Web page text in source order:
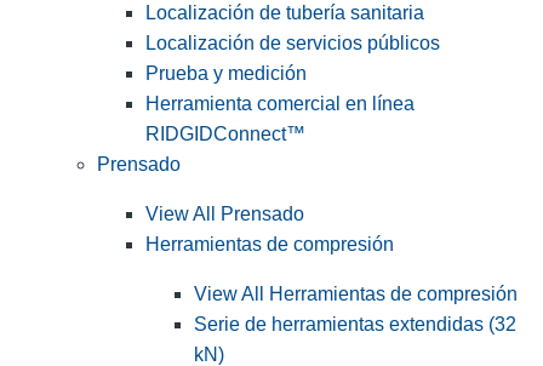
Localización de tubería sanitaria
Localización de servicios públicos
Prueba y medición
Herramienta comercial en línea
RIDGIDConnect™
Prensado
View All Prensado
Herramientas de compresión
View All Herramientas de compresión
Serie de herramientas extendidas (32
kN)